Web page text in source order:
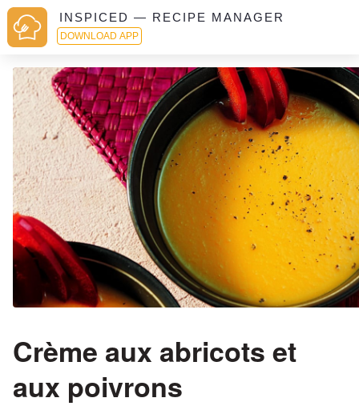
INSPICED — RECIPE MANAGER
DOWNLOAD APP
Crème aux abricots et
aux poivrons